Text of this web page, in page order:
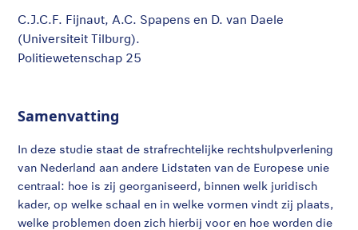
C.J.C.F. Fijnaut, A.C. Spapens en D. van Daele
(Universiteit Tilburg).
Politiewetenschap 25
Samenvatting
In deze studie staat de strafrechtelijke rechtshulpverlening
van Nederland aan andere Lidstaten van de Europese unie
centraal: hoe is zij georganiseerd, binnen welk juridisch
kader, op welke schaal en in welke vormen vindt zij plaats,
welke problemen doen zich hierbij voor en hoe worden die